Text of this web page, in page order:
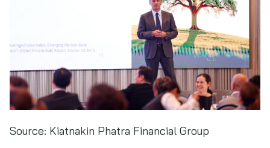
Source: Kiatnakin Phatra Financial Group